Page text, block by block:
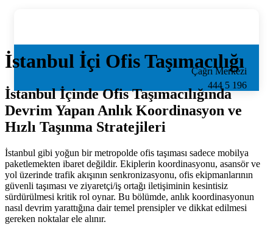
Çağrı Merkezi
444 5 196
İstanbul İçi Ofis Taşımacılığı
İstanbul İçinde Ofis Taşımacılığında
Devrim Yapan Anlık Koordinasyon ve
Hızlı Taşınma Stratejileri
İstanbul gibi yoğun bir metropolde ofis taşıması sadece mobilya
paketlemekten ibaret değildir. Ekiplerin koordinasyonu, asansör ve
yol üzerinde trafik akışının senkronizasyonu, ofis ekipmanlarının
güvenli taşıması ve ziyaretçi/iş ortağı iletişiminin kesintisiz
sürdürülmesi kritik rol oynar. Bu bölümde, anlık koordinasyonun
nasıl devrim yarattığına dair temel prensipler ve dikkat edilmesi
gereken noktalar ele alınır.